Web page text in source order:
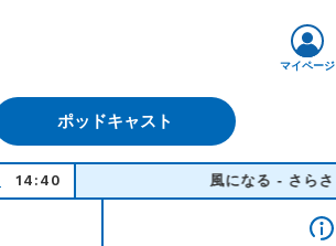
ポッドキャスト
マイページ
14:40 風になる - さらさ